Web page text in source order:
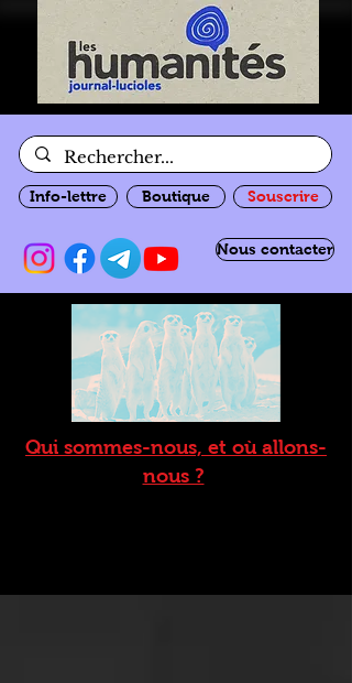
Info-lettre Boutique Souscrire
Nous contacter
Qui sommes-nous, et où allons-
nous ?